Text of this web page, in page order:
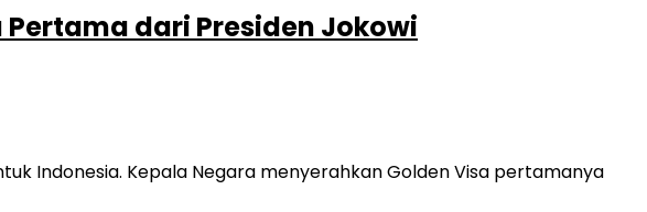
dari Presiden Jokowi
Indonesia. Kepala Negara menyerahkan Golden Visa pertamanya